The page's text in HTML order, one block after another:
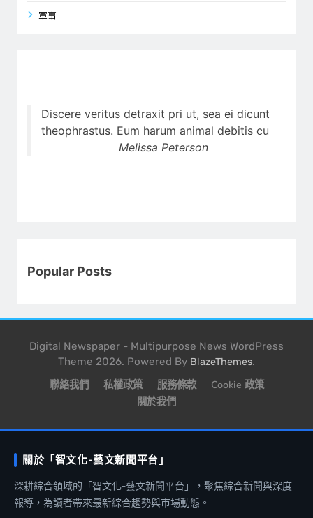
軍事
Discere veritus detraxit pri ut, sea ei dicunt
theophrastus. Eum harum animal debitis cu
Melissa Peterson
Popular Posts
Digital Newspaper - Multipurpose News WordPress
Theme 2026. Powered By BlazeThemes.
聯絡我們 私權政策 服務條款
Cookie 政策
關於我們
關於「智文化-藝文新聞平台」
深耕綜合領域的「智文化-藝文新聞平台」，聚焦綜合新聞與深度
報導，為讀者帶來最新綜合趨勢與市場動態。